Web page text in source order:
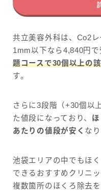
共立美容外科は、Co2
1mm以下なら4,840円
題コースで30個以上の
す。
さらに3段階（+30個以
た値段になっており、
あたりの値段が安く なり
池袋エリアの中でもほ
できるおすすめクリニ
複数箇所のほくろ除去